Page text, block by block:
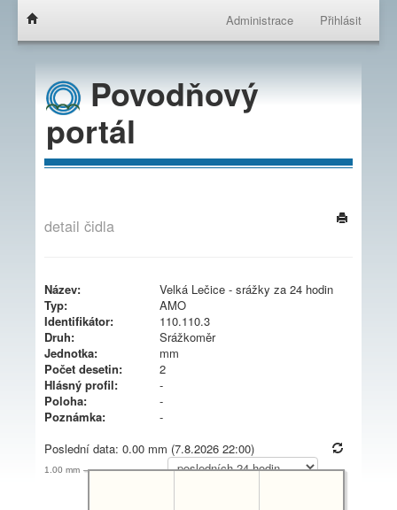
Administrace Přihlásit
Povodňový
portál
detail čidla
Název:
Velká Lečice - srážky za 24 hodin
Typ:
AMO
Identifikátor:
110.110.3
Druh:
Srážkoměr
Jednotka:
mm
Počet desetin:
2
Hlásný profil:
-
Poloha:
-
Poznámka:
-
Poslední data: 0.00 mm (7.8.2026 22:00)
1.00 mm